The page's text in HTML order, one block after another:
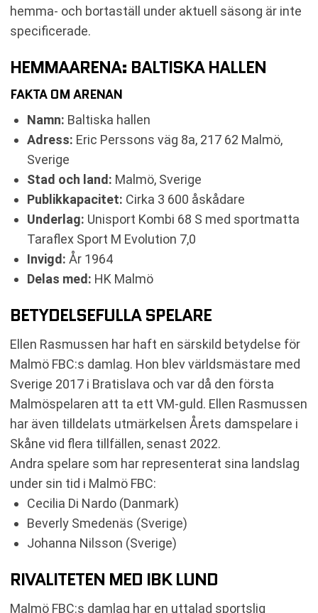
hemma- och bortaställ under aktuell säsong är inte
specificerade.
HEMMAARENA: BALTISKA HALLEN
FAKTA OM ARENAN
Namn: Baltiska hallen
Adress: Eric Perssons väg 8a, 217 62 Malmö,
Sverige
Stad och land: Malmö, Sverige
Publikkapacitet: Cirka 3 600 åskådare
Underlag: Unisport Kombi 68 S med sportmatta
Taraflex Sport M Evolution 7,0
Invigd: År 1964
Delas med: HK Malmö
BETYDELSEFULLA SPELARE
Ellen Rasmussen har haft en särskild betydelse för
Malmö FBC:s damlag. Hon blev världsmästare med
Sverige 2017 i Bratislava och var då den första
Malmöspelaren att ta ett VM-guld. Ellen Rasmussen
har även tilldelats utmärkelsen Årets damspelare i
Skåne vid flera tillfällen, senast 2022.
Andra spelare som har representerat sina landslag
under sin tid i Malmö FBC:
Cecilia Di Nardo (Danmark)
Beverly Smedenäs (Sverige)
Johanna Nilsson (Sverige)
RIVALITETEN MED IBK LUND
Malmö FBC:s damlag har en uttalad sportslig